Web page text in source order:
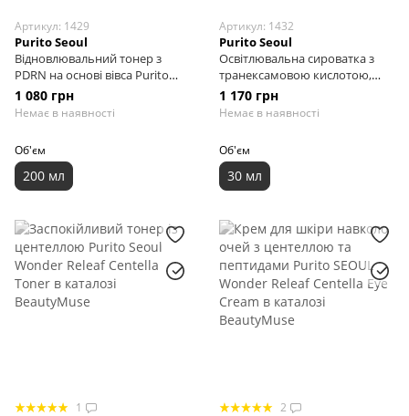
Артикул: 1429
Purito Seoul
Відновлювальний тонер з
PDRN на основі вівса Purito
Seoul Oat PDRN Gentle Refining
Toner, 200 ml
1 080 грн
Немає в наявності
Об'єм
200 мл
Артикул: 1432
Purito Seoul
Освітлювальна сироватка з
транексамовою кислотою,
ніацинамідом та ретиналем
Purito Seoul TXA 6 Niacinamide
1 170 грн
Немає в наявності
Об'єм
30 мл
1
2